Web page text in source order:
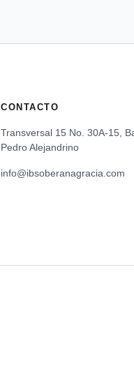
CONTACTO
Transversal 15 No. 30A-15,
Pedro Alejandrino
info@ibsoberanagracia.com